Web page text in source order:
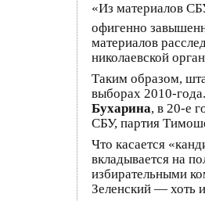
«Из материалов
офигенно
материалов
николаевской
Таким образом,
выборах 2010-
Бухарина, в 20-е
СБУ, партия
Что касается
вкладывается на
избирательными
Зеленский — хоть